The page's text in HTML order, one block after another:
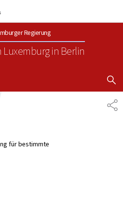
Inhalt
Regierung
Luxemburgin Berlin
für bestimmte